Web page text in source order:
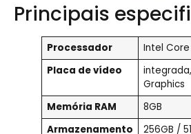
Principais
Processador
Intel Core
Placa de vídeo
Graphics
Memória RAM
8GB
Armazenamento
256GB /